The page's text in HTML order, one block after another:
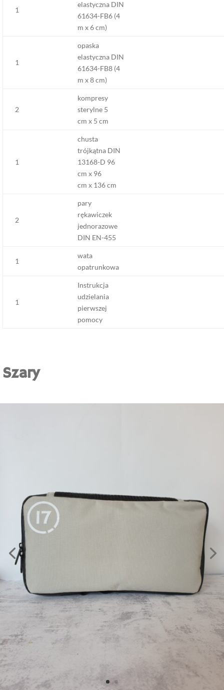
1
elastyczna DIN
61634-FB6 (4
m x 6 cm)
1
opaska
elastyczna DIN
61634-FB8 (4
m x 8 cm)
2
kompresy
sterylne 5
cm x 5 cm
1
chusta
trójkątna DIN
13168-D 96
cm x 96
cm x 136 cm
2
pary
rękawiczek
jednorazowe
DIN EN-455
1
wata
opatrunkowa
1
Instrukcja
udzielania
pierwszej
pomocy
Szary